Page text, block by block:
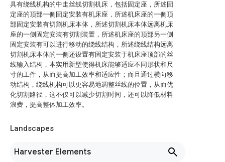
具有绕线机构的中走丝线切割机床，包括固定座，所述固
定座的顶部一侧固定安装有机床座，所述机床座的一侧顶
部固定安装有切割机床本体，所述切割机床本体远离机床
座的一侧固定安装有切割装置，所述机床座的顶部另一侧
固定安装有可以进行移动的绕线结构，所述绕线结构远离
切割机床本体的一侧还设置有固定安装于机床座顶部的丝
线输入结构，本实用新型使得机床能够适应不同形状和尺
寸的工件，从而提高加工效率和适应性；而且通过横向移
动结构，绕线机构可以更容易地调整丝线的位置，从而优
化切割路径，这不仅可以减少切割时间，还可以降低材料
浪费，提高整体加工效率。
Landscapes
Harvester Elements